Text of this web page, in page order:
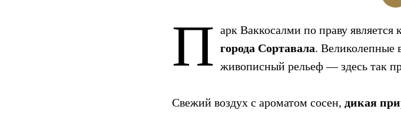
П арк Ваккосалми по праву
города Сортавала. Великолепные
живописный рельеф — здесь так
Свежий воздух с ароматом сосен, дикая